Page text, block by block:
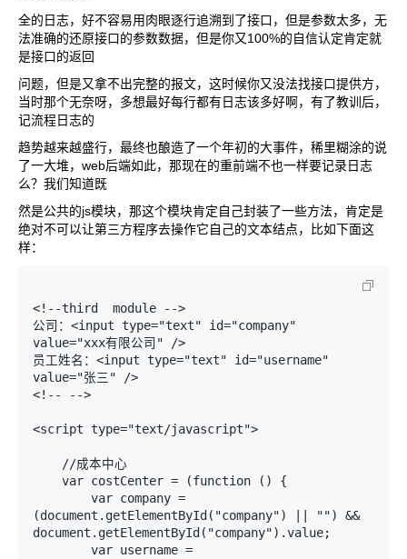
全的日志，好不容易用肉眼逐行追溯到了接口，但是参数太多，无
法准确的还原接口的参数数据，但是你又100%的自信认定肯定就
是接口的返回
问题，但是又拿不出完整的报文，这时候你又没法找接口提供方，
当时那个无奈呀，多想最好每行都有日志该多好啊，有了教训后，
记流程日志的
趋势越来越盛行，最终也酿造了一个年初的大事件，稀里糊涂的说
了一大堆，web后端如此，那现在的重前端不也一样要记录日志
么？我们知道既
然是公共的js模块，那这个模块肯定自己封装了一些方法，肯定是
绝对不可以让第三方程序去操作它自己的文本结点，比如下面这
样：
<!--third  module -->
公司：<input type="text" id="company"
value="xxx有限公司" />
员工姓名：<input type="text" id="username"
value="张三" />
<!-- -->
<script type="text/javascript">
(document.getElementById("company") || "") &&
document.getElementById("company").value;